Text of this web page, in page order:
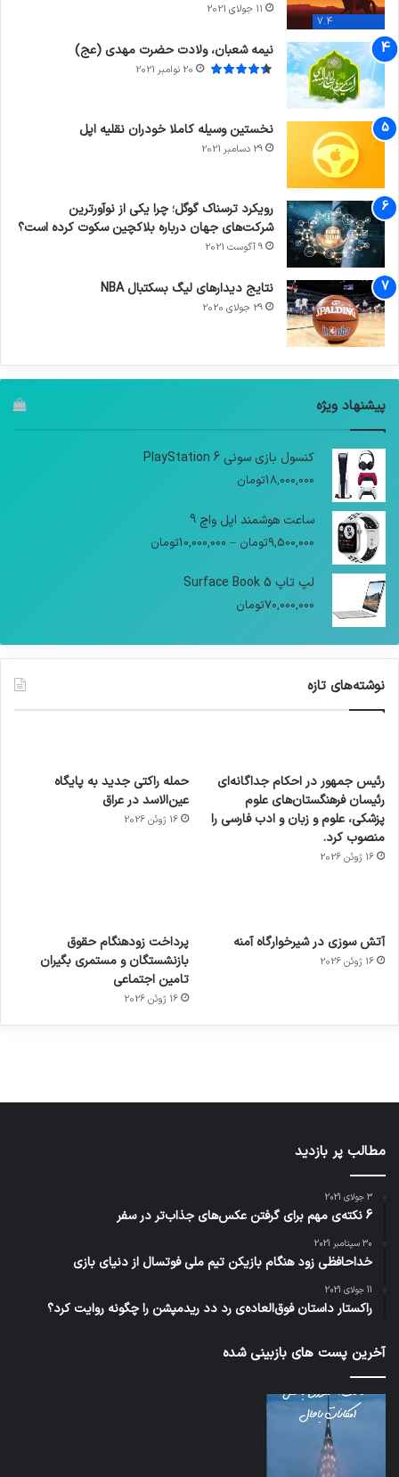
7.4
11 جولای 2021
نیمه شعبان، ولادت حضرت مهدی (عج)
20 نوامبر 2021
نخستین وسیله کاملا خودران نقلیه اپل
29 دسامبر 2021
رویکرد ترسناک گوگل؛ چرا یکی از نوآورترین
شرکت‌های جهان درباره بلاکچین سکوت کرده است؟
9 آگوست 2021
نتایج دیدار‌های لیگ بسکتبال NBA
29 جولای 2020
پیشنهاد ویژه
کنسول بازی سونی PlayStation 6
18,000,000تومان
ساعت هوشمند اپل واچ 9
9,500,000تومان –
10,000,000تومان
لپ تاپ Surface Book 5
70,000,000تومان
نوشته‌های تازه
رئیس جمهور در احکام جداگانه‌ای
رئیسان فرهنگستان‌های علوم
پزشکی، علوم و زبان و ادب فارسی را
منصوب کرد.
16 ژوئن 2026
حمله راکتی جدید به پایگاه
عین‌الاسد در عراق
16 ژوئن 2026
آتش سوزی در شیرخوارگاه آمنه
16 ژوئن 2026
پرداخت زودهنگام حقوق
بازنشستگان و مستمری بگیران
تامین اجتماعی
16 ژوئن 2026
برای
کشف
توسط
مجازی
…
ساعت
هوشمند
با طعم
توسط
ژاکت
در
های
2023
توسط
مطالب پر بازدید
3 جولای 2021
6 نکته‌ی مهم برای گرفتن عکس‌های جذاب‌تر در سفر
30 سپتامبر 2021
خداحافظی زود هنگام بازیکن تیم ملی فوتسال از دنیای بازی
11 جولای 2021
راکستار داستان فوق‌العاده‌ی رد دد ریدمپشن را چگونه روایت کرد؟
آخرین پست های بازبینی شده